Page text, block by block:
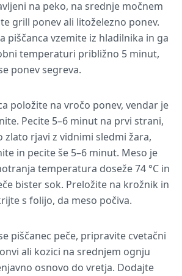
na peko, na srednje močnem
grill ponev ali litoželezno ponev.
piščanca vzemite iz hladilnika in ga
temperaturi približno 5 minut,
ponev segreva.
položite na vročo ponev, vendar je
Pecite 5–6 minut na prvi strani,
zlato rjavi z vidnimi sledmi žara,
in pecite še 5–6 minut. Meso je
temperatura doseže 74 °C in
bister sok. Preložite na krožnik in
s folijo, da meso počiva.
piščanec peče, pripravite cvetačni
ali kozici na srednjem ognju
osnovo do vretja. Dodajte